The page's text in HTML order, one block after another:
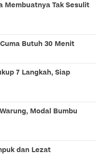
Membuatnya Tak Sesulit
Butuh 30 Menit
7 Langkah, Siap
Modal Bumbu
dan Lezat